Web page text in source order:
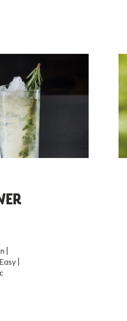
|
|